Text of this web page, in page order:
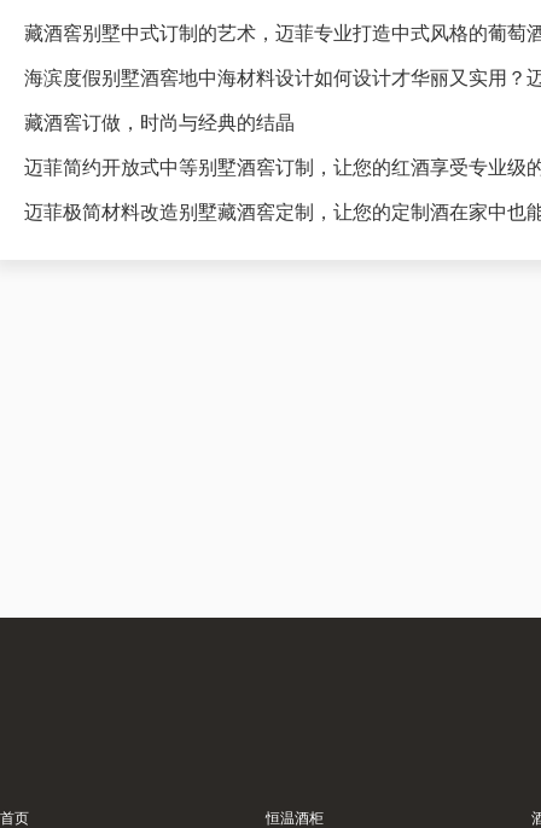
藏酒窖别墅中式订制的艺术，迈菲专业打造中式风格的葡萄
海滨度假别墅酒窖地中海材料设计如何设计才华丽又实用？
藏酒窖订做，时尚与经典的结晶
迈菲简约开放式中等别墅酒窖订制，让您的红酒享受专业级
迈菲极简材料改造别墅藏酒窖定制，让您的定制酒在家中也
首页 恒温酒柜